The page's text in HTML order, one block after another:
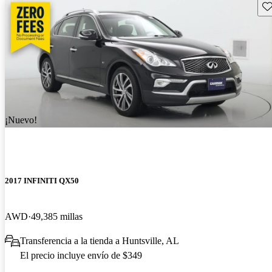
¡Nuevo!
2017 INFINITI QX50
AWD 49,385 millas
Transferencia a la tienda a Huntsville, AL
El precio incluye envío de $349